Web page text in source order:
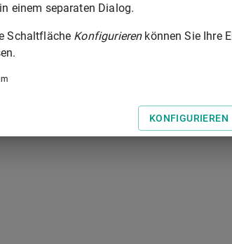
Tastatur zur Navigation zwischen Normen.
einem separaten Dialog.
Schaltfläche Konfigurierenkönnen Sie Ihre
KONFIGURIEREN